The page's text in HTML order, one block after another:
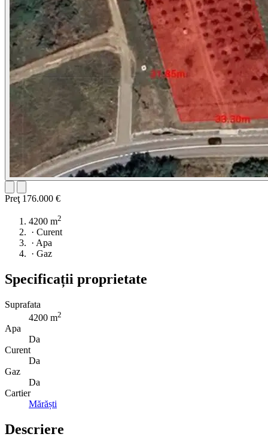
Preţ 176.000 €
4200 m2
· Curent
· Apa
· Gaz
Specificații proprietate
Suprafata
4200 m2
Apa
Da
Curent
Da
Gaz
Da
Cartier
Mărăști
Descriere